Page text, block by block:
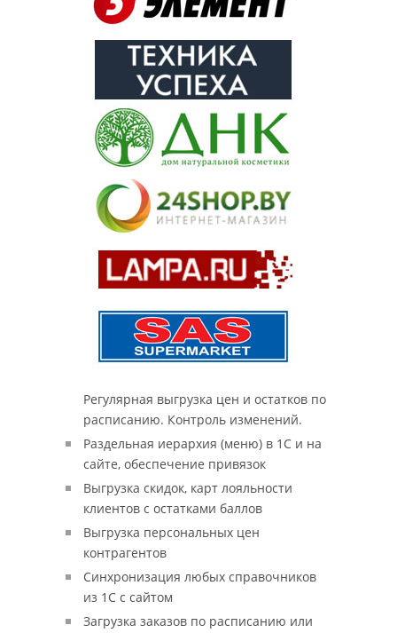
Регулярная выгрузка цен и остатков по
расписанию. Контроль изменений.
Раздельная иерархия (меню) в 1С и на
сайте, обеспечение привязок
Выгрузка скидок, карт лояльности
клиентов с остатками баллов
Выгрузка персональных цен
контрагентов
Синхронизация любых справочников
из 1С с сайтом
Загрузка заказов по расписанию или